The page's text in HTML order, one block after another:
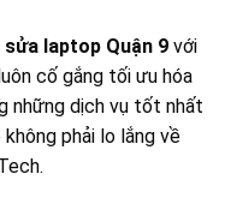
sửa laptop Quận 9 với
cố gắng tối ưu hóa
những dịch vụ tốt nhất
phải lo lắng về